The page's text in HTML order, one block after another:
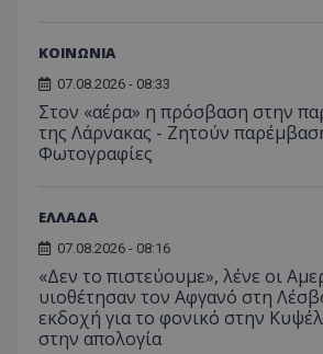
ΚΟΙΝΩΝΙΑ
07.08.2026 - 08:33
Στον «αέρα» η πρόσβαση στην
της Λάρνακας - Ζητούν
Φωτογραφίες
ΕΛΛΑΔΑ
07.08.2026 - 08:16
«Δεν το πιστεύουμε», λένε οι
υιοθέτησαν τον Αφγανό στη
εκδοχή για το φονικό στην
στην απολογία